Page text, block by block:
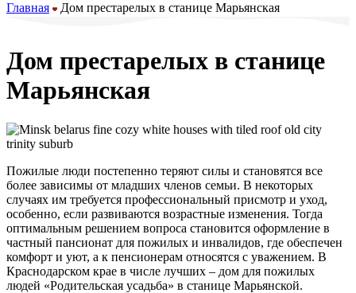
Главная
Дом престарелых в станице Марьянская
Дом престарелых в станице
Марьянская
Пожилые люди постепенно теряют силы и становятся все
более зависимы от младших членов семьи. В некоторых
случаях им требуется профессиональный присмотр и уход,
особенно, если развиваются возрастные изменения. Тогда
оптимальным решением вопроса становится оформление в
частный пансионат для пожилых и инвалидов, где обеспечен
комфорт и уют, а к пенсионерам относятся с уважением. В
Краснодарском крае в числе лучших – дом для пожилых
людей «Родительская усадьба» в станице Марьянской.